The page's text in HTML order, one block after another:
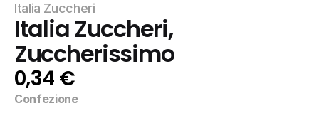
Italia Zuccheri
Italia Zuccheri,
Zuccherissimo
0,34 €
Confezione